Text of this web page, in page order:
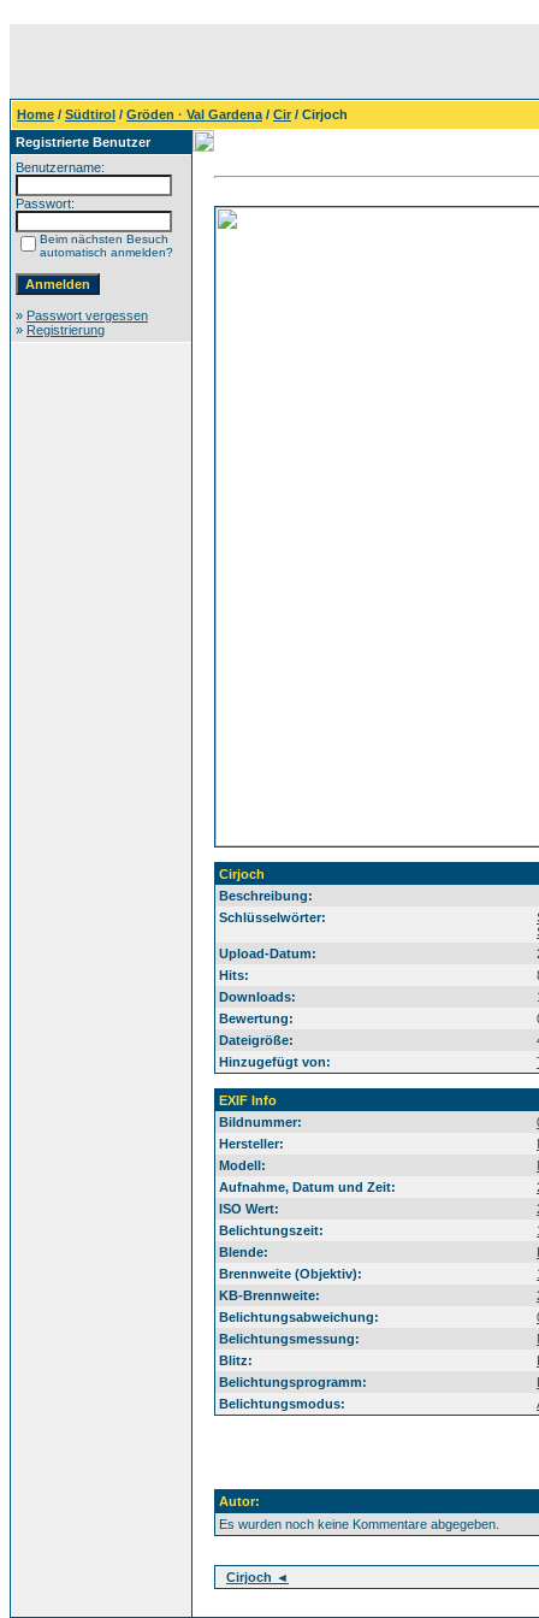
Home / Südtirol / Gröden · Val Gardena / Cir/ Cirjoch
Registrierte Benutzer
Benutzername:
Passwort:
Beim nächsten Besuch
automatisch anmelden?
» Passwort vergessen
» Registrierung
Cirjoch
Beschreibung:
Schlüsselwörter:
Upload-Datum:
Hits:
Downloads:
Bewertung:
Dateigröße:
Hinzugefügt von:
EXIF Info
Bildnummer:
Hersteller:
Modell:
Aufnahme, Datum und Zeit:
ISO Wert:
Belichtungszeit:
Blende:
Brennweite (Objektiv):
KB-Brennweite:
Belichtungsabweichung:
Belichtungsmessung:
Blitz:
Belichtungsprogramm:
Belichtungsmodus:
Autor:
Es wurden noch keine Kommentare abgegeben.
Cirjoch ◄